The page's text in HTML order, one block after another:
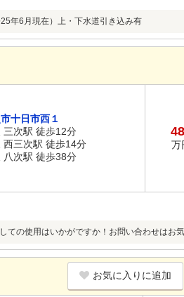
年6月現在）上・下水道引き込み有
十日市西１
三次駅 徒歩12分
西三次駅 徒歩14分
八次駅 徒歩38分
万
ての使用はいかがですか！お問い合わせはお
お気に入りに追加